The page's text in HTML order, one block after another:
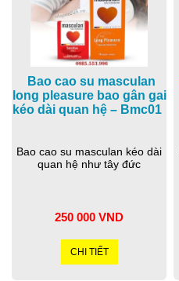
Bao cao su masculan
long pleasure bao gân gai
kéo dài quan hệ – Bmc01
Bao cao su masculan kéo dài
quan hệ như tây đức
250 000 VND
CHI TIẾT